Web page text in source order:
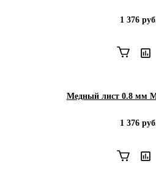
1 376
Медный лист 0.8 мм
1 376